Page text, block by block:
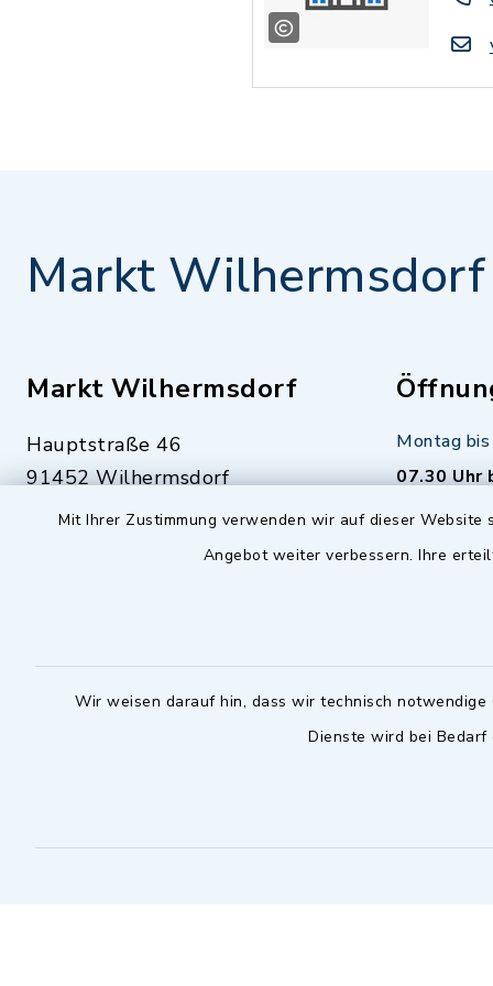
Mit Ihrer Zustimmung verwenden wir auf dieser
Angebot weiter verbessern. Ihre
Wir weisen darauf hin, dass wir technisch
Dienste wird bei
Markt Wilhermsdorf
Markt Wilhermsdorf
Hauptstraße 46
91452 Wilhermsdorf
09102 9958-0
09102 9958-111
Notfallnummer Bauhof
Montag
07.30 Uhr
Dienstag
16.30 bis
möglich -